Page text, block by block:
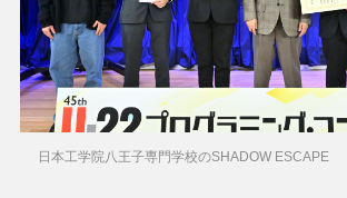
日本工学院八王子専門学校のSHADOW ESCAPE